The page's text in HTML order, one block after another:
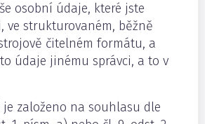
osobní údaje, které jste
ve strukturovaném, běžně
čitelném formátu, a
údaje jinému správci, a to v
je založeno na souhlasu dle